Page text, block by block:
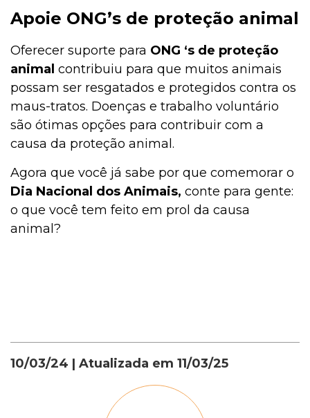
Apoie ONG’s de proteção animal
Oferecer suporte para ONG ‘s de proteção
animal contribuiu para que muitos animais
possam ser resgatados e protegidos contra os
maus-tratos. Doenças e trabalho voluntário
são ótimas opções para contribuir com a
causa da proteção animal.
Agora que você já sabe por que comemorar o
Dia Nacional dos Animais, conte para gente:
o que você tem feito em prol da causa
animal?
10/03/24 | Atualizada em 11/03/25